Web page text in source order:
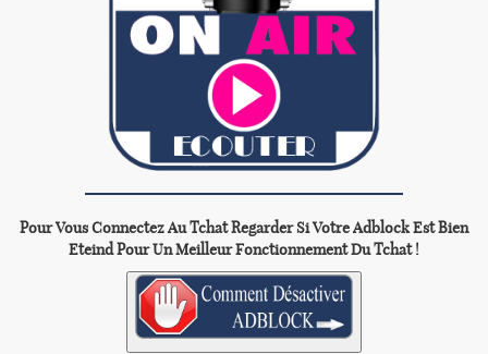
Pour Vous Connectez Au Tchat Regarder Si Votre Adblock Est Bien
Eteind Pour Un Meilleur Fonctionnement Du Tchat !